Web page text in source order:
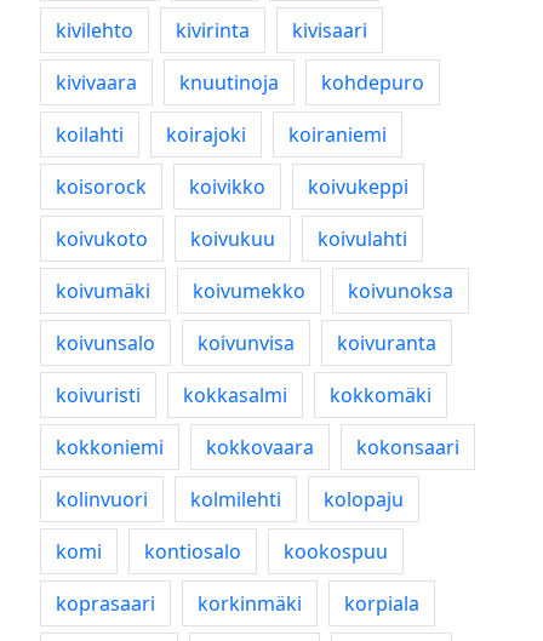
kivilehto
kivirinta
kivisaari
kivivaara
knuutinoja
kohdepuro
koilahti
koirajoki
koiraniemi
koisorock
koivikko
koivukeppi
koivukoto
koivukuu
koivulahti
koivumäki
koivumekko
koivunoksa
koivunsalo
koivunvisa
koivuranta
koivuristi
kokkasalmi
kokkomäki
kokkoniemi
kokkovaara
kokonsaari
kolinvuori
kolmilehti
kolopaju
komi
kontiosalo
kookospuu
koprasaari
korkinmäki
korpiala